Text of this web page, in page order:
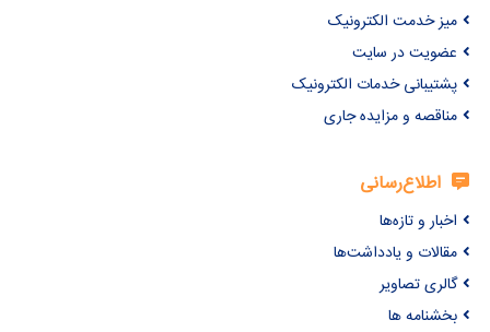
میز خدمت الکترونیک
عضویت در سایت
پشتیبانی خدمات الکترونیک
مناقصه و مزایده جاری
اطلاع‌رسانی
اخبار و تازه‌ها
مقالات و یادداشت‌ها
گالری تصاویر
بخشنامه ها